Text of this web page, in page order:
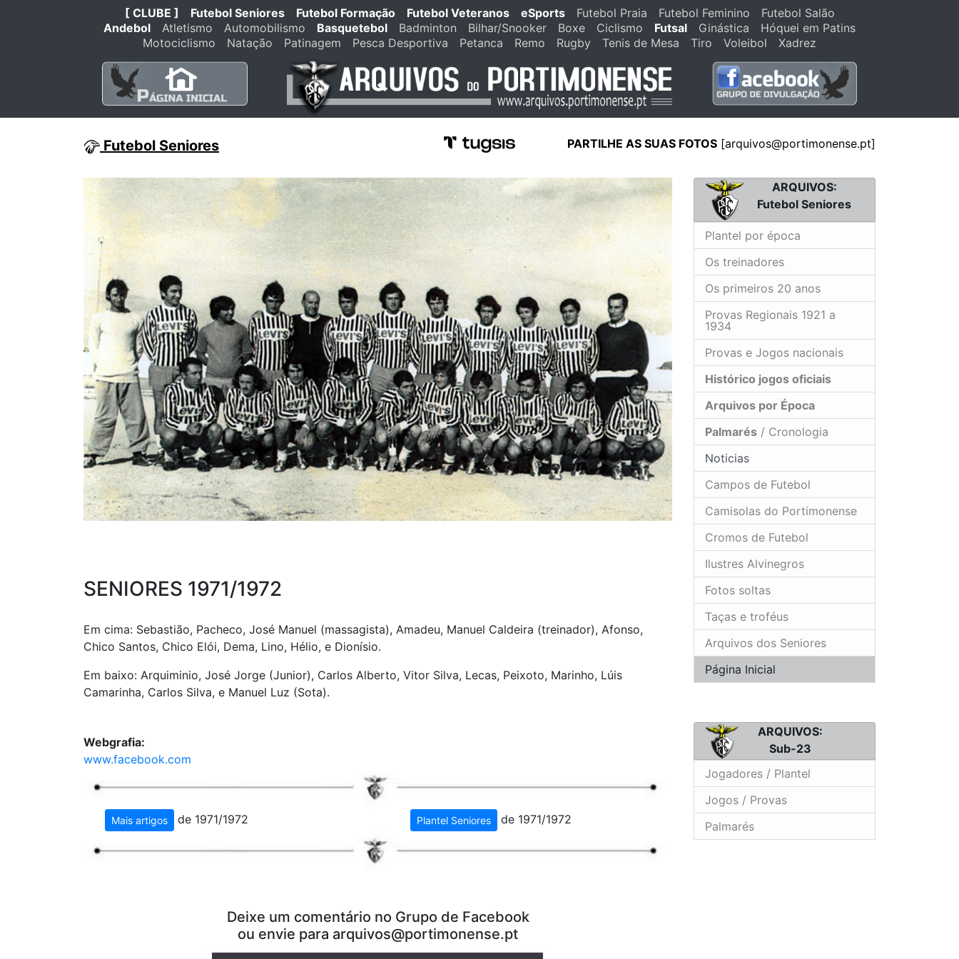
[ CLUBE ] Futebol Seniores Futebol Formação Futebol Veteranos eSports Futebol Praia Futebol Feminino
Futebol Salão
Andebol
Atletismo Automobilismo Basquetebol Badminton Bilhar/Snooker Boxe Ciclismo Futsal Ginástica
Hóquei em Patins
Motociclismo
Natação Patinagem Pesca Desportiva Petanca Remo Rugby Tenis de Mesa Tiro Voleibol Xadrez
Futebol Seniores PARTILHE AS SUAS FOTOS [arquivos@portimonense.pt]
SENIORES 1971/1972
Em cima: Sebastião, Pacheco, José Manuel (massagista), Amadeu, Manuel Caldeira (treinador), Afonso,
Chico Santos, Chico Elói, Dema, Lino, Hélio, e Dionísio.
Em baixo: Arquiminio, José Jorge (Junior), Carlos Alberto, Vitor Silva, Lecas, Peixoto, Marinho, Lúis
Camarinha, Carlos Silva, e Manuel Luz (Sota).
Webgrafia:
www.facebook.com
Mais artigos de 1971/1972 Plantel Seniores de 1971/1972
Deixe um comentário no Grupo de Facebook
ou envie para arquivos@portimonense.pt
ARQUIVOS:
Futebol Seniores
Plantel por época
Os treinadores
Os primeiros 20 anos
Provas Regionais 1921 a
1934
Provas e Jogos nacionais
Histórico jogos oficiais
Arquivos por Época
Palmarés / Cronologia
Noticias
Campos de Futebol
Camisolas do Portimonense
Cromos de Futebol
Ilustres Alvinegros
Fotos soltas
Taças e troféus
Arquivos dos Seniores
Página Inicial
ARQUIVOS:
Sub-23
Jogadores / Plantel
Jogos / Provas
Palmarés